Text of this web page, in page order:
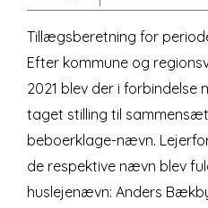
Tillægsberetning for
Efter kommune og
2021 blev der i forbindelse
taget stilling til
beboerklage-nævn.
de respektive nævn blev
huslejenævn: Anders